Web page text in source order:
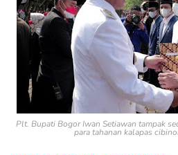
Plt. Bupati Bogor Iwan Setiawan tampak
para tahanan kalapas